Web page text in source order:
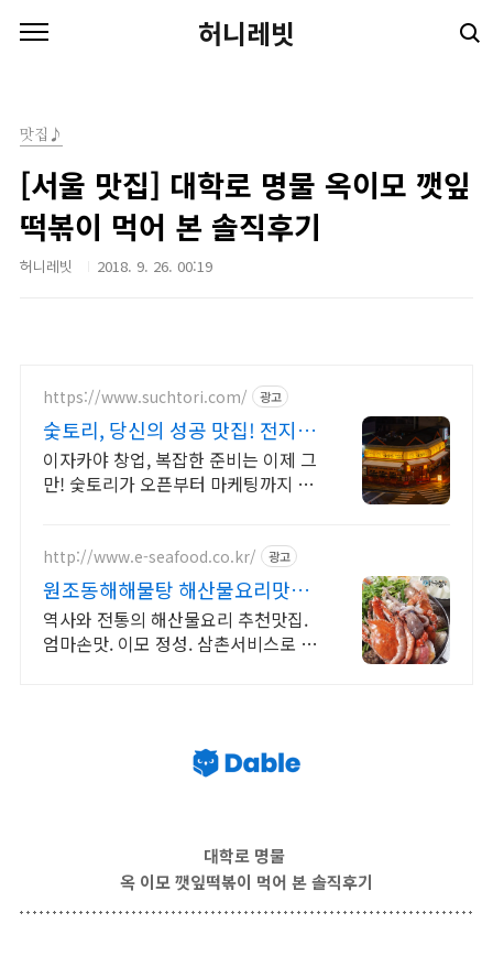
허니레빗
맛집♪
[서울 맛집] 대학로 명물 옥이모 깻잎
떡볶이 먹어 본 솔직후기
허니레빗 2018. 9. 26. 00:19
https://www.suchtori.com/ 광고
숯토리, 당신의 성공 맛집! 전지점
365일 만석!
이자카야 창업, 복잡한 준비는 이제 그
만! 숯토리가 오픈부터 마케팅까지 전
은 당신의 것!
http://www.e-seafood.co.kr/ 광고
원조동해해물탕 해산물요리맛집
10년전 가격그대로 착한가격
역사와 전통의 해산물요리 추천맛집.
엄마손맛. 이모 정성. 삼촌서비스로 푸
대학로 명물
옥 이모 깻잎떡볶이 먹어 본 솔직후기